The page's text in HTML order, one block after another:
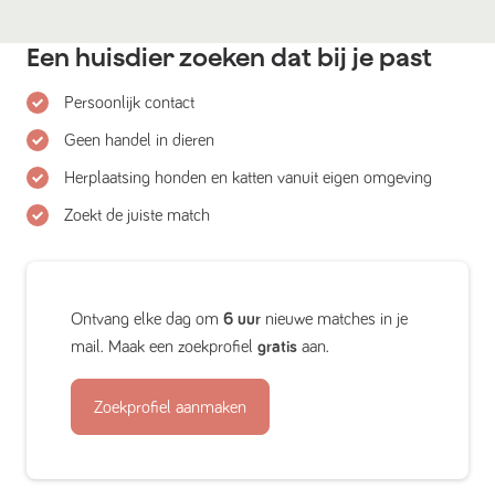
Een huisdier zoeken dat bij je past
Persoonlijk contact
Geen handel in dieren
Herplaatsing honden en katten vanuit eigen omgeving
Zoekt de juiste match
Ontvang elke dag om 6 uur nieuwe matches in je
mail. Maak een zoekprofiel gratis aan.
Zoekprofiel aanmaken